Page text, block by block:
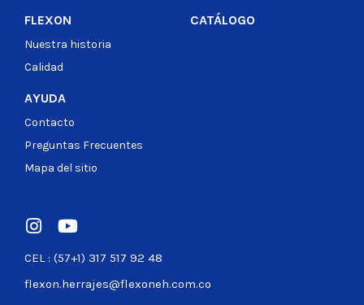
CEL : (57+1) 317 517 92 48
flexon.herrajes@flexoneh.com.co
FLEXON
Nuestra historia
Calidad
CATÁLOGO
AYUDA
Contacto
Preguntas Frecuentes
Mapa del sitio